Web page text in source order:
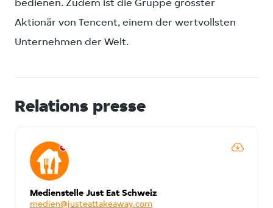
bedienen. Zudem ist die Gruppe grösster
Aktionär von Tencent, einem der wertvollsten
Unternehmen der Welt.
Relations presse
Medienstelle Just Eat Schweiz
medien@justeattakeaway.com